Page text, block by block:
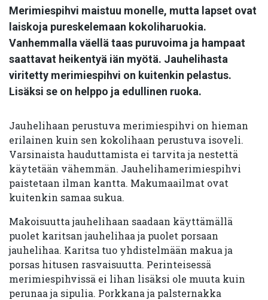
Merimiespihvi maistuu monelle, mutta lapset ovat
laiskoja pureskelemaan kokoliharuokia.
Vanhemmalla väellä taas puruvoima ja hampaat
saattavat heikentyä iän myötä. Jauhelihasta
viritetty merimiespihvi on kuitenkin pelastus.
Lisäksi se on helppo ja edullinen ruoka.
Jauhelihaan perustuva merimiespihvi on hieman
erilainen kuin sen kokolihaan perustuva isoveli.
Varsinaista hauduttamista ei tarvita ja nestettä
käytetään vähemmän. Jauhelihamerimiespihvi
paistetaan ilman kantta. Makumaailmat ovat
kuitenkin samaa sukua.
Makoisuutta jauhelihaan saadaan käyttämällä
puolet karitsan jauhelihaa ja puolet porsaan
jauhelihaa. Karitsa tuo yhdistelmään makua ja
porsas hitusen rasvaisuutta. Perinteisessä
merimiespihvissä ei lihan lisäksi ole muuta kuin
perunaa ja sipulia. Porkkana ja palsternakka